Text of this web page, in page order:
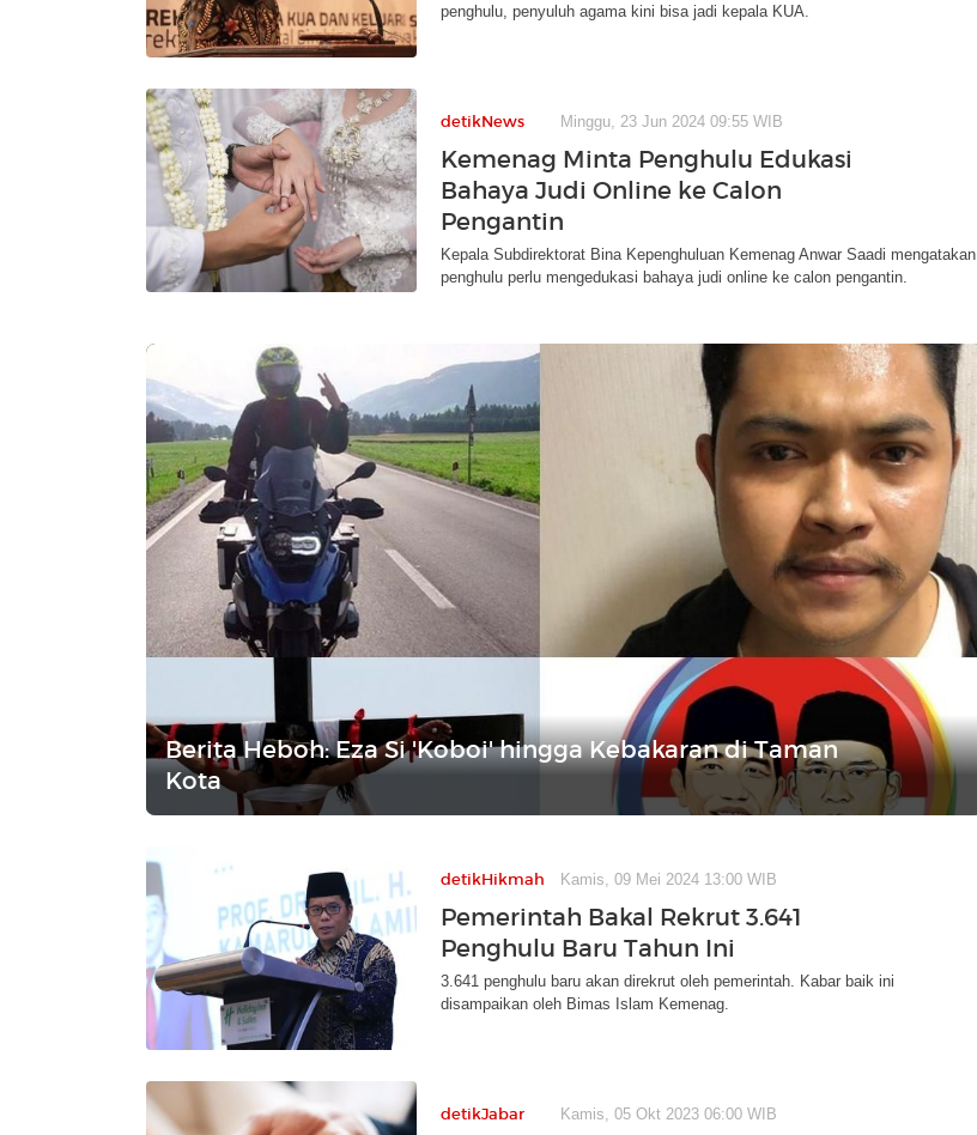
penghulu, penyuluh agama kini bisa jadi kepala KUA.
detikNews Minggu, 23 Jun 2024 09:55 WIB
Kemenag Minta Penghulu Edukasi
Bahaya Judi Online ke Calon
Pengantin
Kepala Subdirektorat Bina Kepenghuluan Kemenag Anwar Saadi mengatakan
penghulu perlu mengedukasi bahaya judi online ke calon pengantin.
Berita Heboh: Eza Si 'Koboi' hingga Kebakaran di Taman
Kota
detikHikmah Kamis, 09 Mei 2024 13:00 WIB
Pemerintah Bakal Rekrut 3.641
Penghulu Baru Tahun Ini
3.641 penghulu baru akan direkrut oleh pemerintah. Kabar baik ini
disampaikan oleh Bimas Islam Kemenag.
detikJabar Kamis, 05 Okt 2023 06:00 WIB